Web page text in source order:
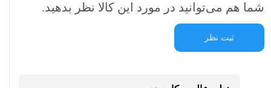
شما هم می‌توانید در مورد این کالا نظر بدهید.
ثبت نظر